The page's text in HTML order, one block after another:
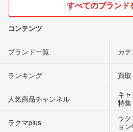
すべてのブランド
コンテンツ
ブランド一覧 カ
ランキング 買
人気商品チャンネル
キ
特集
ラクマplus
ラ
ョ